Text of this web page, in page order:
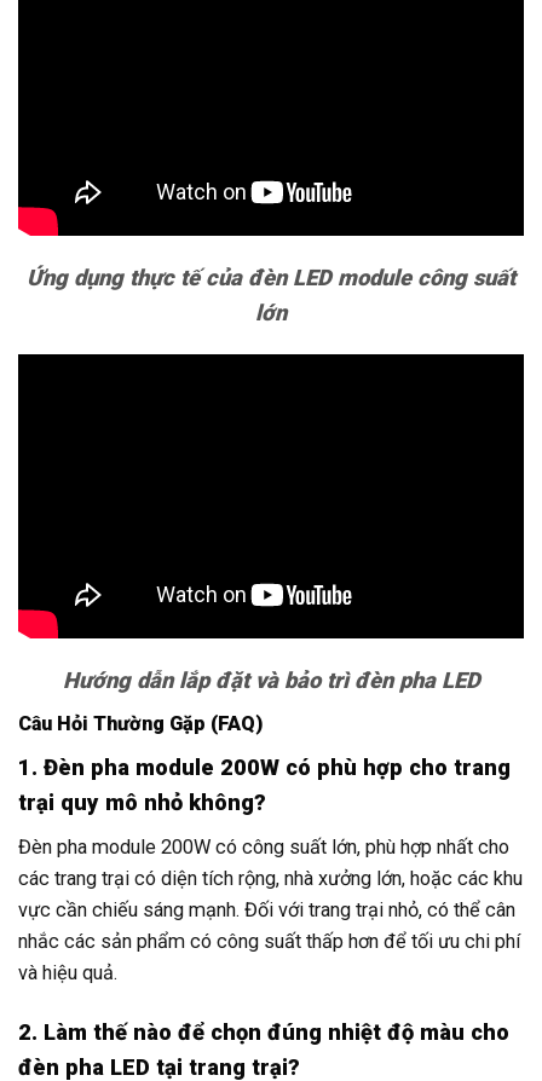
Ứng dụng thực tế của đèn LED module công suất
lớn
Hướng dẫn lắp đặt và bảo trì đèn pha LED
Câu Hỏi Thường Gặp (FAQ)
1. Đèn pha module 200W có phù hợp cho trang
trại quy mô nhỏ không?
Đèn pha module 200W có công suất lớn, phù hợp nhất cho
các trang trại có diện tích rộng, nhà xưởng lớn, hoặc các khu
vực cần chiếu sáng mạnh. Đối với trang trại nhỏ, có thể cân
nhắc các sản phẩm có công suất thấp hơn để tối ưu chi phí
và hiệu quả.
2. Làm thế nào để chọn đúng nhiệt độ màu cho
đèn pha LED tại trang trại?